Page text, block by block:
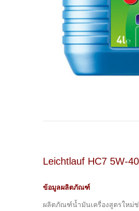
Leichtlauf HC7 5W-40
ข้อมูลผลิตภัณฑ์
ผลิตภัณฑ์น้ำมันเครื่องสูตรใหม่ช่